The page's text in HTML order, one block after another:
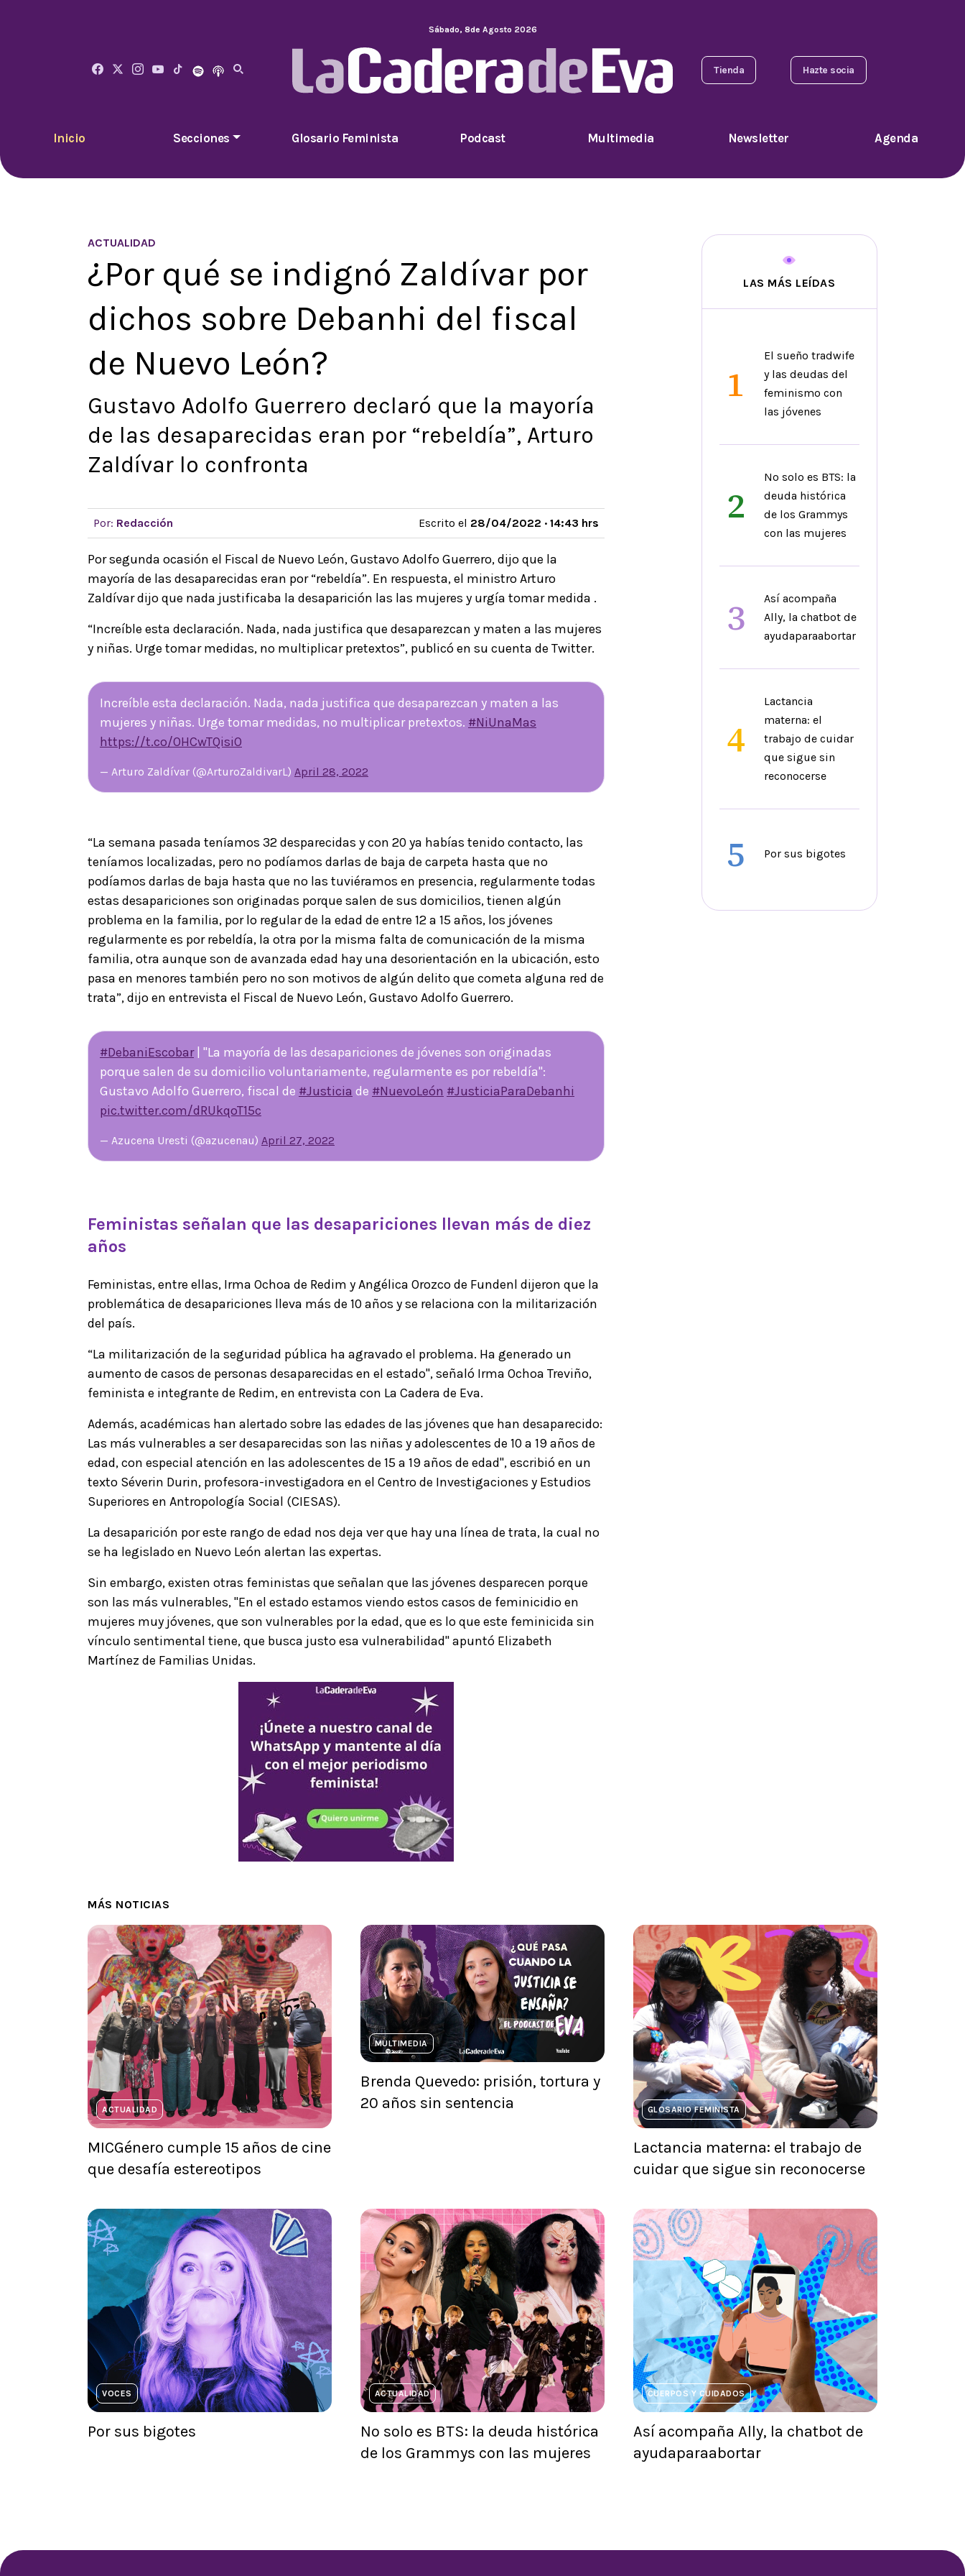
Sábado, 8de Agosto 2026
Tienda Hazte socia
Inicio Secciones Glosario Feminista Podcast Multimedia Newsletter Agenda
ACTUALIDAD
¿Por qué se indignó Zaldívar por
dichos sobre Debanhi del fiscal
de Nuevo León?
Gustavo Adolfo Guerrero declaró que la mayoría
de las desaparecidas eran por “rebeldía”, Arturo
Zaldívar lo confronta
Por: Redacción Escrito el 28/04/2022 · 14:43 hrs
Por segunda ocasión el Fiscal de Nuevo León, Gustavo Adolfo Guerrero, dijo que la
mayoría de las desaparecidas eran por “rebeldía”. En respuesta, el ministro Arturo
Zaldívar dijo que nada justificaba la desaparición las las mujeres y urgía tomar medida .
“Increíble esta declaración. Nada, nada justifica que desaparezcan y maten a las mujeres
y niñas. Urge tomar medidas, no multiplicar pretextos”, publicó en su cuenta de Twitter.
Increíble esta declaración. Nada, nada justifica que desaparezcan y maten a las
mujeres y niñas. Urge tomar medidas, no multiplicar pretextos. #NiUnaMas
https://t.co/OHCwTQisiO
— Arturo Zaldívar (@ArturoZaldivarL) April 28, 2022
“La semana pasada teníamos 32 desparecidas y con 20 ya habías tenido contacto, las
teníamos localizadas, pero no podíamos darlas de baja de carpeta hasta que no
podíamos darlas de baja hasta que no las tuviéramos en presencia, regularmente todas
estas desapariciones son originadas porque salen de sus domicilios, tienen algún
problema en la familia, por lo regular de la edad de entre 12 a 15 años, los jóvenes
regularmente es por rebeldía, la otra por la misma falta de comunicación de la misma
familia, otra aunque son de avanzada edad hay una desorientación en la ubicación, esto
pasa en menores también pero no son motivos de algún delito que cometa alguna red de
trata”, dijo en entrevista el Fiscal de Nuevo León, Gustavo Adolfo Guerrero.
#DebaniEscobar| "La mayoría de las desapariciones de jóvenes son originadas
porque salen de su domicilio voluntariamente, regularmente es por rebeldía":
Gustavo Adolfo Guerrero, fiscal de #Justicia de #NuevoLeón #JusticiaParaDebanhi
pic.twitter.com/dRUkqoT15c
— Azucena Uresti (@azucenau) April 27, 2022
Feministas señalan que las desapariciones llevan más de diez
años
Feministas, entre ellas, Irma Ochoa de Redim y Angélica Orozco de Fundenl dijeron que la
problemática de desapariciones lleva más de 10 años y se relaciona con la militarización
del país.
“La militarización de la seguridad pública ha agravado el problema. Ha generado un
aumento de casos de personas desaparecidas en el estado", señaló Irma Ochoa Treviño,
feminista e integrante de Redim, en entrevista con La Cadera de Eva.
Además, académicas han alertado sobre las edades de las jóvenes que han desaparecido:
Las más vulnerables a ser desaparecidas son las niñas y adolescentes de 10 a 19 años de
edad, con especial atención en las adolescentes de 15 a 19 años de edad", escribió en un
texto Séverin Durin, profesora-investigadora en el Centro de Investigaciones y Estudios
Superiores en Antropología Social (CIESAS).
La desaparición por este rango de edad nos deja ver que hay una línea de trata, la cual no
se ha legislado en Nuevo León alertan las expertas.
Sin embargo, existen otras feministas que señalan que las jóvenes desparecen porque
son las más vulnerables, "En el estado estamos viendo estos casos de feminicidio en
mujeres muy jóvenes, que son vulnerables por la edad, que es lo que este feminicida sin
vínculo sentimental tiene, que busca justo esa vulnerabilidad" apuntó Elizabeth
Martínez de Familias Unidas.
LAS MÁS LEÍDAS
1
El sueño tradwife
y las deudas del
feminismo con
las jóvenes
2
No solo es BTS: la
deuda histórica
de los Grammys
con las mujeres
3
Así acompaña
Ally, la chatbot de
ayudaparaabortar
4
Lactancia
materna: el
trabajo de cuidar
que sigue sin
reconocerse
5 Por sus bigotes
MÁS NOTICIAS
ACTUALIDAD
MICGénero cumple 15 años de cine
que desafía estereotipos
MULTIMEDIA
Brenda Quevedo: prisión, tortura y
20 años sin sentencia
GLOSARIO FEMINISTA
Lactancia materna: el trabajo de
cuidar que sigue sin reconocerse
VOCES
Por sus bigotes
ACTUALIDAD
No solo es BTS: la deuda histórica
de los Grammys con las mujeres
CUERPOS Y CUIDADOS
Así acompaña Ally, la chatbot de
ayudaparaabortar